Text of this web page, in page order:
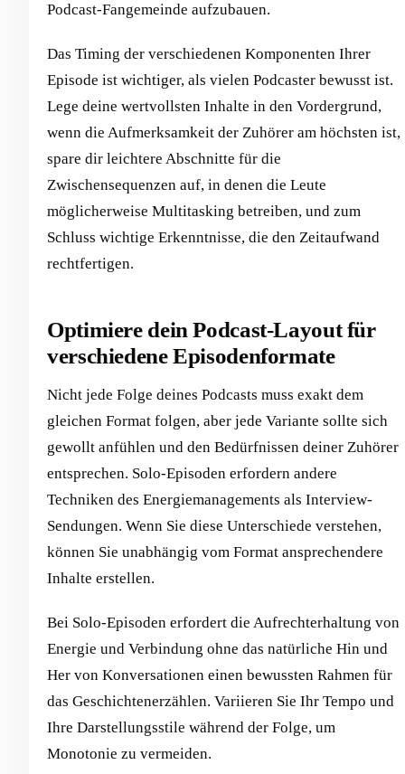
Podcast-Fangemeinde aufzubauen.
Das Timing der verschiedenen Komponenten Ihrer
Episode ist wichtiger, als vielen Podcaster bewusst ist.
Lege deine wertvollsten Inhalte in den Vordergrund,
wenn die Aufmerksamkeit der Zuhörer am höchsten ist,
spare dir leichtere Abschnitte für die
Zwischensequenzen auf, in denen die Leute
möglicherweise Multitasking betreiben, und zum
Schluss wichtige Erkenntnisse, die den Zeitaufwand
rechtfertigen.
Optimiere dein Podcast-Layout für
verschiedene Episodenformate
Nicht jede Folge deines Podcasts muss exakt dem
gleichen Format folgen, aber jede Variante sollte sich
gewollt anfühlen und den Bedürfnissen deiner Zuhörer
entsprechen. Solo-Episoden erfordern andere
Techniken des Energiemanagements als Interview-
Sendungen. Wenn Sie diese Unterschiede verstehen,
können Sie unabhängig vom Format ansprechendere
Inhalte erstellen.
Bei Solo-Episoden erfordert die Aufrechterhaltung von
Energie und Verbindung ohne das natürliche Hin und
Her von Konversationen einen bewussten Rahmen für
das Geschichtenerzählen. Variieren Sie Ihr Tempo und
Ihre Darstellungsstile während der Folge, um
Monotonie zu vermeiden.